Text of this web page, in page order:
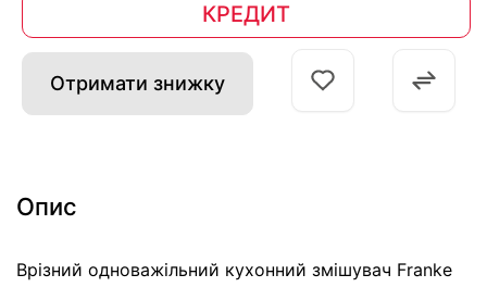
КРЕДИТ
Отримати знижку
Опис
Врізний одноважільний кухонний змішувач Franke